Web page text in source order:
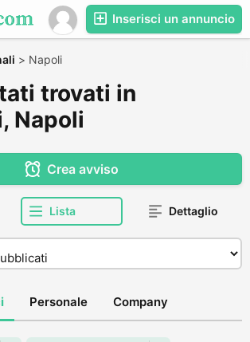
Inserisci un annuncio
> Napoli
trovati in
Napoli
Crea avviso
Lista Dettaglio
Personale Company